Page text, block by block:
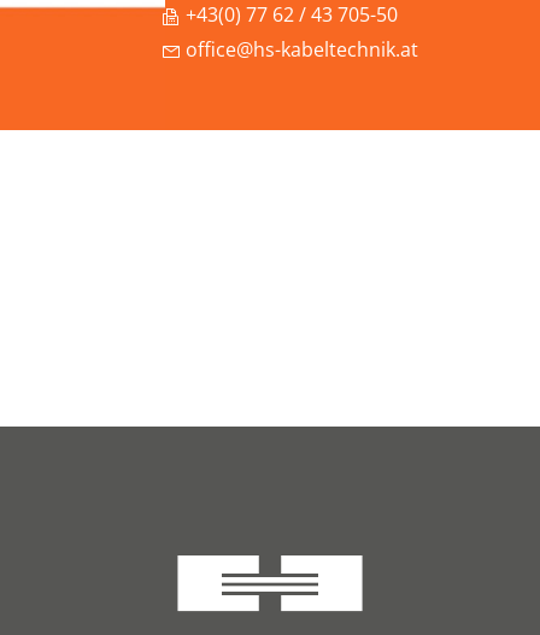
+43(0) 77 62 / 43 705-50
office@hs-kabeltechnik.at